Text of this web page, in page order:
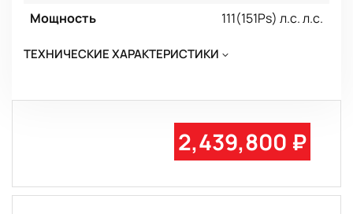
Мощность
111(151Ps) л.с. л.с.
ТЕХНИЧЕСКИЕ ХАРАКТЕРИСТИКИ
2,439,800 ₽